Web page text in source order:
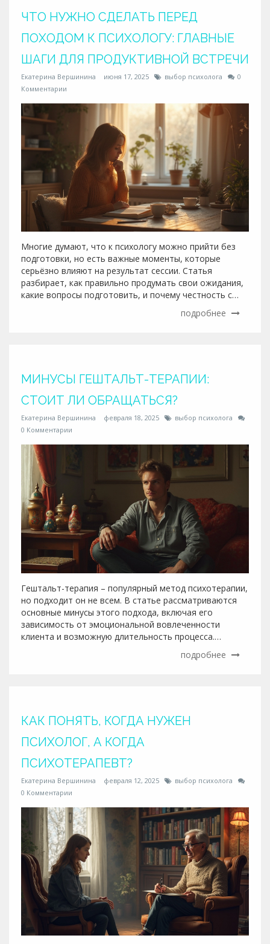
ЧТО НУЖНО СДЕЛАТЬ ПЕРЕД
ПОХОДОМ К ПСИХОЛОГУ: ГЛАВНЫЕ
ШАГИ ДЛЯ ПРОДУКТИВНОЙ ВСТРЕЧИ
Екатерина Вершинина июня 17, 2025 выбор психолога
0
Комментарии
Многие думают, что к психологу можно прийти без
подготовки, но есть важные моменты, которые
серьёзно влияют на результат сессии. Статья
разбирает, как правильно продумать свои ожидания,
какие вопросы подготовить, и почему честность с
собой помогает быстрее разобраться в проблемах.
Обсудим шаги, которые сделают первую встречу
подробнее
МИНУСЫ ГЕШТАЛЬТ-ТЕРАПИИ:
СТОИТ ЛИ ОБРАЩАТЬСЯ?
Екатерина Вершинина февраля 18, 2025
выбор психолога
0 Комментарии
Гештальт-терапия – популярный метод психотерапии,
но подходит он не всем. В статье рассматриваются
основные минусы этого подхода, включая его
зависимость от эмоциональной вовлеченности
клиента и возможную длительность процесса.
гештальт-терапевта и когда стоит задуматься о
подробнее
КАК ПОНЯТЬ, КОГДА НУЖЕН
ПСИХОЛОГ, А КОГДА
ПСИХОТЕРАПЕВТ?
Екатерина Вершинина февраля 12, 2025
выбор психолога
0 Комментарии